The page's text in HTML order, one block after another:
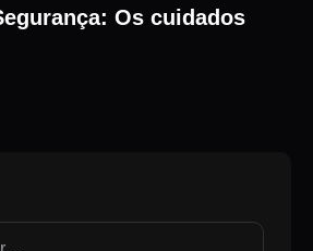
Os cuidados